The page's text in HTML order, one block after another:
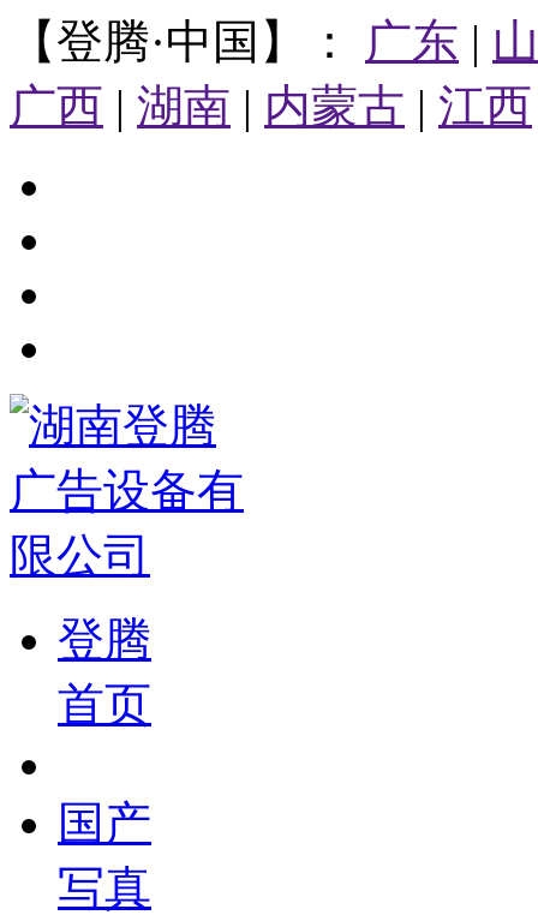
【登腾·中国】： 广东 |
广西 | 湖南 | 内蒙古 | 江西
登腾
首页
国产
写真